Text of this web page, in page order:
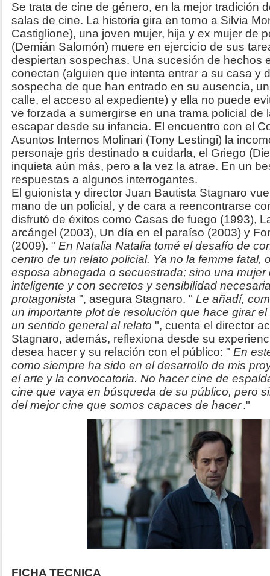
Se trata de cine de género, en la mejor tradición
salas de cine. La historia gira en torno a Silvia
Castiglione), una joven mujer, hija y ex mujer de
(Demián Salomón) muere en ejercicio de sus
despiertan sospechas. Una sucesión de hechos
conectan (alguien que intenta entrar a su casa y
sospecha de que han entrado en su ausencia,
calle, el acceso al expediente) y ella no puede
ve forzada a sumergirse en una trama policial de
escapar desde su infancia. El encuentro con el
Asuntos Internos Molinari (Tony Lestingi) la
personaje gris destinado a cuidarla, el Griego
inquieta aún más, pero a la vez la atrae. En un
respuestas a algunos interrogantes.
El guionista y director Juan Bautista Stagnaro
mano de un policial, y de cara a reencontrarse
disfrutó de éxitos como Casas de fuego (1993),
arcángel (2003), Un día en el paraíso (2003) y
(2009). " En Natalia Natalia tomé el desafío de
centro de un relato policial. Ya no la femme fatal,
esposa abnegada o secuestrada; sino una
inteligente y con secretos y sensibilidad
protagonista ", asegura Stagnaro. " Le añadí,
un importante plot de resolución que hace girar
un sentido general al relato ", cuenta el director
Stagnaro, además, reflexiona desde su
desea hacer y su relación con el público: " En
como siempre ha sido en el desarrollo de mis
el arte y la convocatoria. No hacer cine de
cine que vaya en búsqueda de su público, pero
del mejor cine que somos capaces de hacer."
FICHA TECNICA